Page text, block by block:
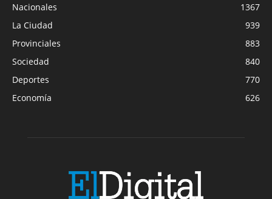
Nacionales
1367
La Ciudad
939
Provinciales
883
Sociedad
840
Deportes
770
Economía
626